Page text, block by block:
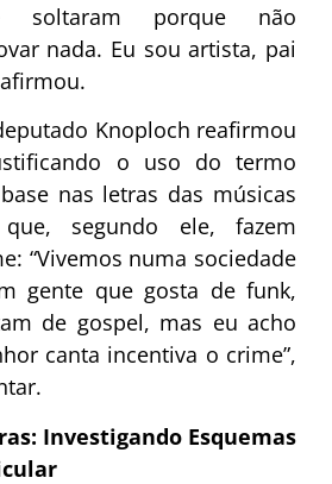
porque não
nada. Eu sou artista, pai
Knoploch reafirmou
o uso do termo
nas letras das músicas
segundo ele, fazem
“Vivemos numa sociedade
gente que gosta de funk,
de gospel, mas eu acho
canta incentiva o crime”,
Investigando Esquemas